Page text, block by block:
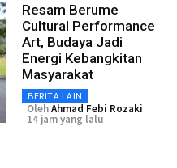
Resam Berume
Cultural Performance
Art, Budaya Jadi
Energi Kebangkitan
Masyarakat
BERITA LAIN
OlehAhmad Febi Rozaki
14 jam yang lalu